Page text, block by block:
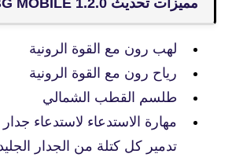
لهب رون مع القوة الرونية
رياح رون مع القوة الرونية
طلسم القطب الشمالي
مهارة الاستدعاء لاستدعاء
تدمير كل كتلة من الجدار